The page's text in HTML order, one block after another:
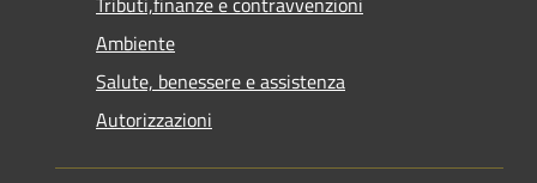
Ambiente
Salute, benessere e assistenza
Autorizzazioni